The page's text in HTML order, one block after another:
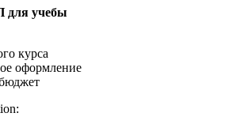
для учебы
курса
оформление